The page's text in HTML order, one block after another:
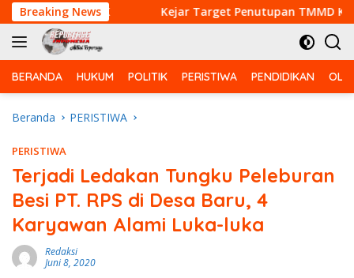
Langsung
ke
konten
Breaking News
PMK Kejar Target Penutupan TMMD Ke-129,
BERANDA HUKUM POLITIK PERISTIWA PENDIDIKAN
Beranda PERISTIWA
PERISTIWA
Terjadi Ledakan Tungku Peleburan
Besi PT. RPS di Desa Baru, 4
Karyawan Alami Luka-luka
Redaksi
Juni 8, 2020